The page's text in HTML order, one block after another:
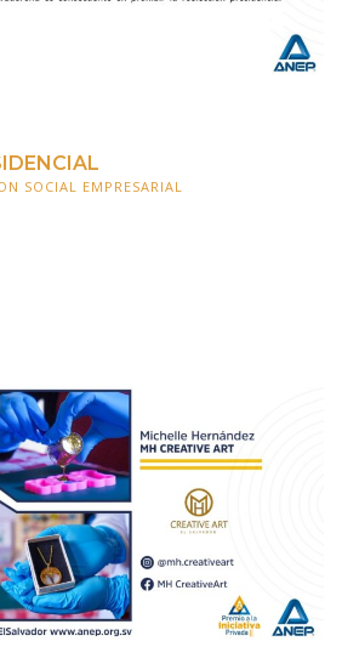
SOCIAL EMPRESARIAL